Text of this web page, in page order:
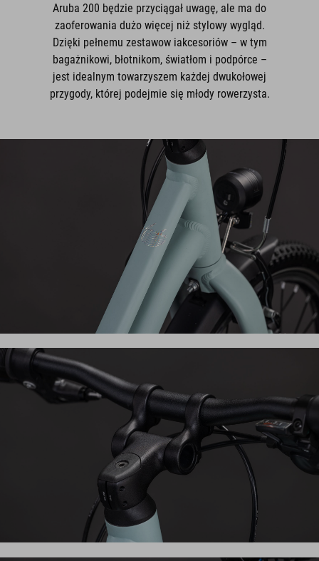
Aruba 200 będzie przyciągał uwagę, ale ma do
zaoferowania dużo więcej niż stylowy wygląd.
Dzięki pełnemu zestawow iakcesoriów – w tym
bagażnikowi, błotnikom, światłom i podpórce –
jest idealnym towarzyszem każdej dwukołowej
przygody, której podejmie się młody rowerzysta.